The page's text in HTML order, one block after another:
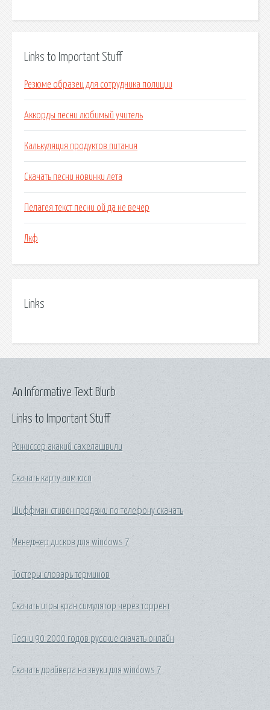
Links to Important Stuff
Резюме образец для сотрудника полиции
Аккорды песни любимый учитель
Калькуляция продуктов питания
Скачать песни новинки лета
Пелагея текст песни ой да не вечер
Лкф
Links
Links to Important Stuff
Режиссер акакий сахелашвили
Скачать карту аим юсп
Шиффман стивен продажи по телефону скачать
Менеджер дисков для windows 7
Тостеры словарь терминов
Скачать игры кран симулятор через торрент
Песни 90 2000 годов русские скачать онлайн
Скачать драйвера на звуки для windows 7
An Informative Text Blurb